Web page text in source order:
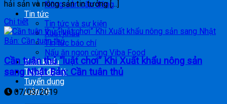
Nông sản cấp đông
Tin tức
Tin tức và sự kiện
Xuất khẩu
Tin tức báo chí
Nấu ăn ngon cùng Viba Food
Xuất khẩu
Tuyển đại lý
Tuyển dụng
Liên hệ
hải sản và nông sản tin tưởng […]
Chi tiết
Cần tuân thủ “luật chơi” Khi Xuất khẩu nông sản
sang Nhật Bản: Cần tuân thủ
07/03/2019